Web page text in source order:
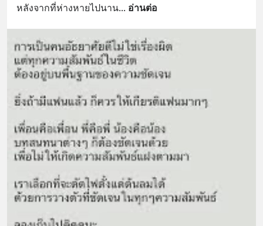
หลังจากที่ห่างหายไปนาน... อ่านต่อ